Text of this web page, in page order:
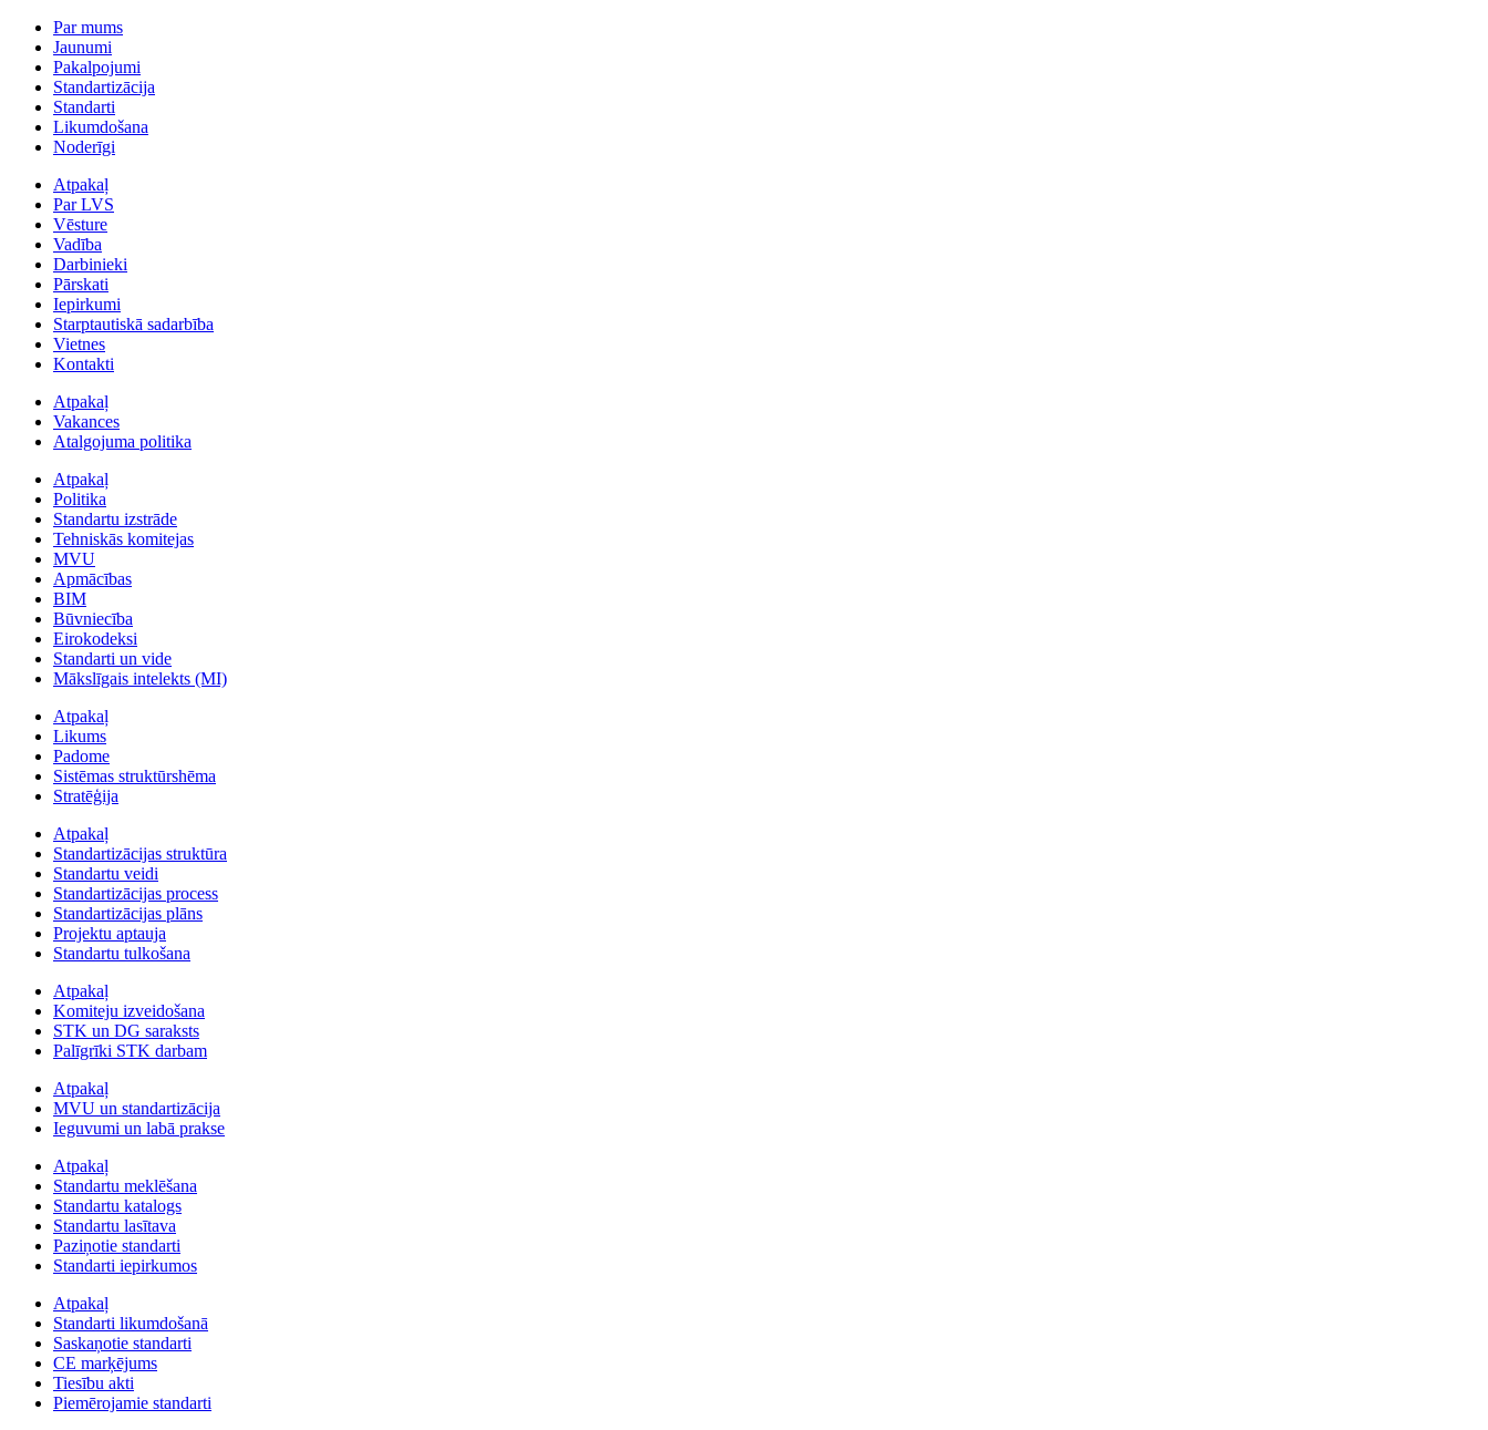
Par mums
Jaunumi
Pakalpojumi
Standartizācija
Standarti
Likumdošana
Noderīgi
Atpakaļ
Par LVS
Vēsture
Vadība
Darbinieki
Pārskati
Iepirkumi
Starptautiskā sadarbība
Vietnes
Kontakti
Atpakaļ
Vakances
Atalgojuma politika
Atpakaļ
Politika
Standartu izstrāde
Tehniskās komitejas
MVU
Apmācības
BIM
Būvniecība
Eirokodeksi
Standarti un vide
Mākslīgais intelekts (MI)
Atpakaļ
Likums
Padome
Sistēmas struktūrshēma
Stratēģija
Atpakaļ
Standartizācijas struktūra
Standartu veidi
Standartizācijas process
Standartizācijas plāns
Projektu aptauja
Standartu tulkošana
Atpakaļ
Komiteju izveidošana
STK un DG saraksts
Palīgrīki STK darbam
Atpakaļ
MVU un standartizācija
Ieguvumi un labā prakse
Atpakaļ
Standartu meklēšana
Standartu katalogs
Standartu lasītava
Paziņotie standarti
Standarti iepirkumos
Atpakaļ
Standarti likumdošanā
Saskaņotie standarti
CE marķējums
Tiesību akti
Piemērojamie standarti